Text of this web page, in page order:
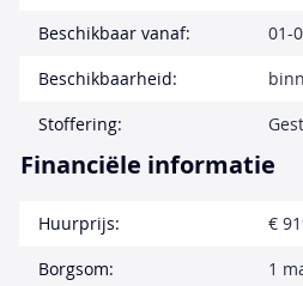
Beschikbaar vanaf:
01-
Beschikbaarheid:
Stoffering:
Financiële informatie
Huurprijs:
€
Borgsom:
1